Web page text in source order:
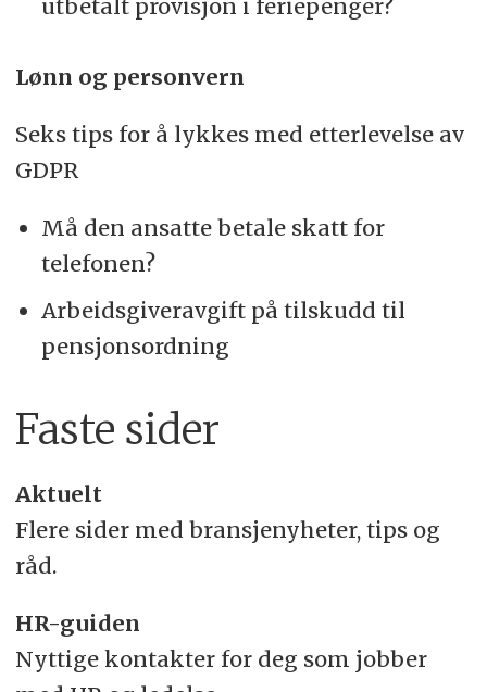
utbetalt provisjon i feriepenger?
Lønn og personvern
Seks tips for å lykkes med etterlevelse av
GDPR
Må den ansatte betale skatt for
telefonen?
Arbeidsgiveravgift på tilskudd til
pensjonsordning
Faste sider
Aktuelt
Flere sider med bransjenyheter, tips og
råd.
HR-guiden
Nyttige kontakter for deg som jobber